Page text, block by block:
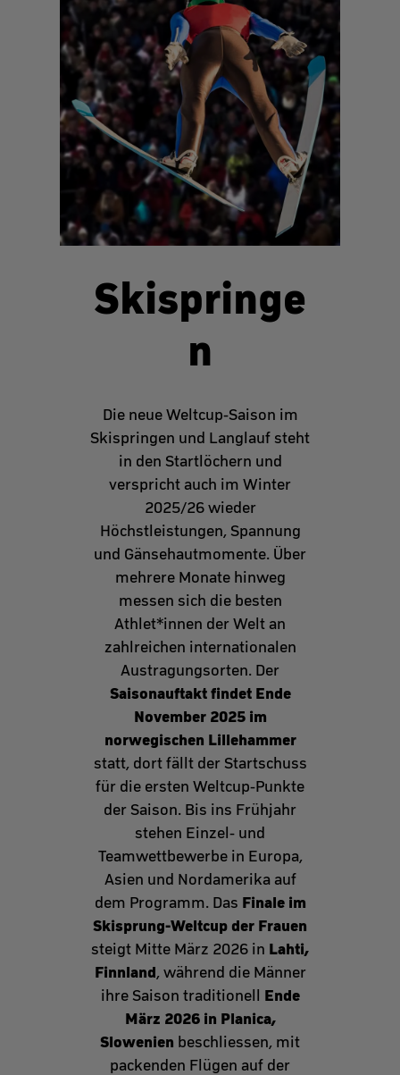
Skispringe
n
Die neue Weltcup-Saison im
Skispringen und Langlauf steht
in den Startlöchern und
verspricht auch im Winter
2025/26 wieder
Höchstleistungen, Spannung
und Gänsehautmomente. Über
mehrere Monate hinweg
messen sich die besten
Athlet*innen der Welt an
zahlreichen internationalen
Austragungsorten. Der
Saisonauftakt findet Ende
November 2025 im
norwegischen Lillehammer
statt, dort fällt der Startschuss
für die ersten Weltcup-Punkte
der Saison. Bis ins Frühjahr
stehen Einzel- und
Teamwettbewerbe in Europa,
Asien und Nordamerika auf
dem Programm. Das Finale im
Skisprung-Weltcup der Frauen
steigt Mitte März 2026 in Lahti,
Finnland, während die Männer
ihre Saison traditionell Ende
März 2026 in Planica,
Slowenien beschliessen, mit
packenden Flügen auf der